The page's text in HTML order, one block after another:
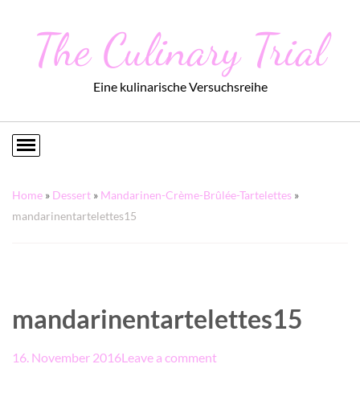
The Culinary Trial
Eine kulinarische Versuchsreihe
Home » Dessert » Mandarinen-Crème-Brûlée-Tartelettes »
mandarinentartelettes15
mandarinentartelettes15
16. November 2016Leave a comment